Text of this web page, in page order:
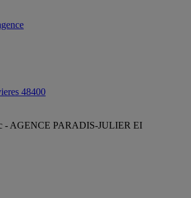
48400
- AGENCE PARADIS-JULIER EI